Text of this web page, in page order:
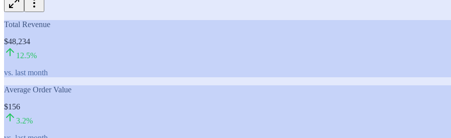
Total Revenue
$48,234
12.5%
vs. last month
Average Order Value
$156
3.2%